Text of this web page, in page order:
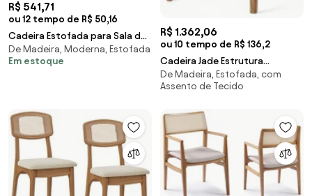
R$ 541,71
ou 12 tempo de R$ 50,16
Cadeira Estofada para Sala de
Jantar Pés Palito Lia Linho
Grafite - Ib
De Madeira, Moderna, Estofada
Em estoque
R$ 1.362,06
ou 10 tempo de R$ 136,2
Cadeira Jade Estrutura
Champagne Tecido Bege Claro
- 76841 Sun House
De Madeira, Estofada, com
Assento de Tecido